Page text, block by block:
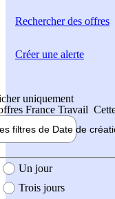
Rechercherdes offres
uniquement
France Travail
filtres de Date de
création de l'offre
Un jour
Trois jours
Créer une alerte